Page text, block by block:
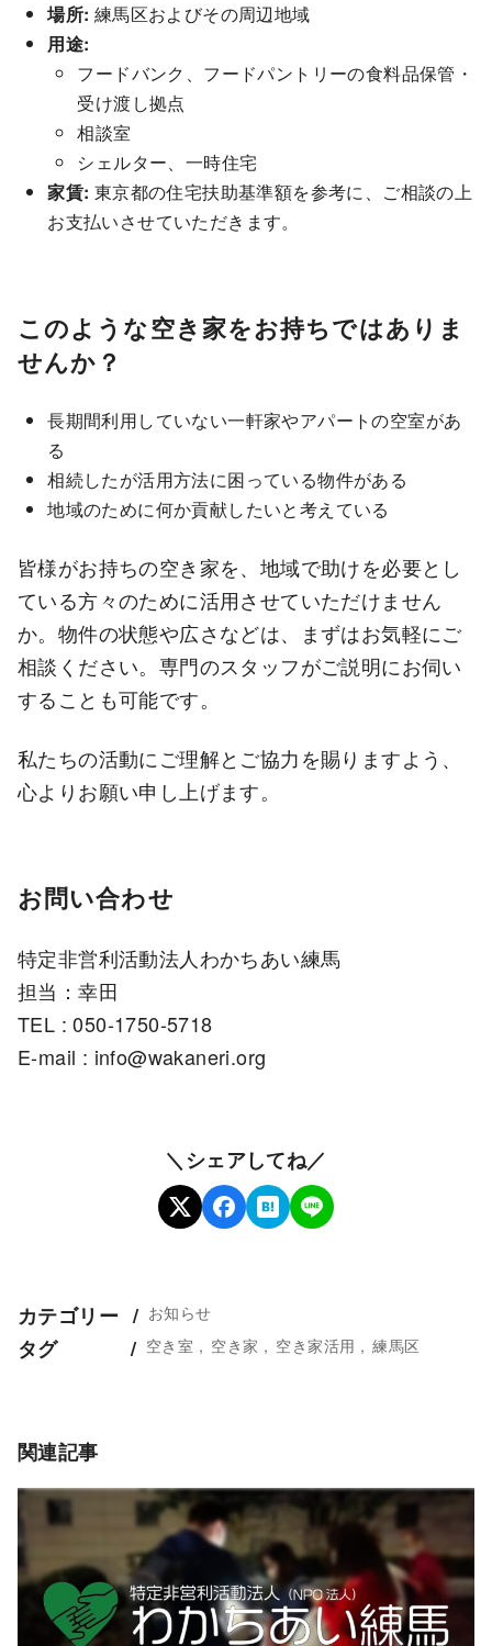
場所: 練馬区およびその周辺地域
用途:
フードバンク、フードパントリーの食料品保管・
受け渡し拠点
相談室
シェルター、一時住宅
家賃: 東京都の住宅扶助基準額を参考に、ご相談の上
お支払いさせていただきます。
このような空き家をお持ちではありま
せんか？
長期間利用していない一軒家やアパートの空室があ
る
相続したが活用方法に困っている物件がある
地域のために何か貢献したいと考えている
皆様がお持ちの空き家を、地域で助けを必要とし
ている方々のために活用させていただけません
か。物件の状態や広さなどは、まずはお気軽にご
相談ください。専門のスタッフがご説明にお伺い
することも可能です。
私たちの活動にご理解とご協力を賜りますよう、
心よりお願い申し上げます。
お問い合わせ
特定非営利活動法人わかちあい練馬
担当：幸田
TEL : 050-1750-5718
E-mail : info@wakaneri.org
＼シェアしてね／
カテゴリー お知らせ
タグ 空き室 空き家 空き家活用 練馬区
関連記事